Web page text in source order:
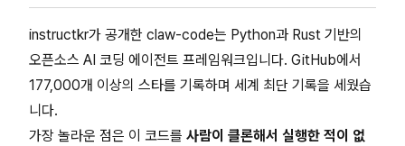
instructkr가 공개한 claw-code는 Python과 Rust 기반의
오픈소스 AI 코딩 에이전트 프레임워크입니다. GitHub에서
177,000개 이상의 스타를 기록하며 세계 최단 기록을 세웠습
니다.
가장 놀라운 점은 이 코드를 사람이 클론해서 실행한 적이 없